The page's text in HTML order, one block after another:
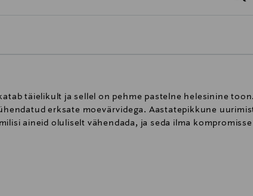
täielikult ja sellel on pehme pastelne helesinine
erksate moevärvidega. Aastatepikkune
aineid oluliselt vähendada, ja seda ilma